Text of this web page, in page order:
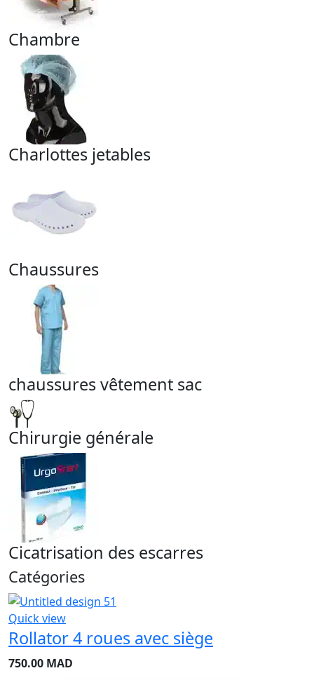
Chambre
Charlottes jetables
Chaussures
chaussures vêtement sac
Chirurgie générale
Cicatrisation des escarres
Catégories
Quick view
Rollator 4 roues avec siège
750.00 MAD